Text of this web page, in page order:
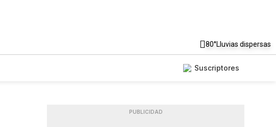
80°Lluvias dispersas
Suscriptores
PUBLICIDAD